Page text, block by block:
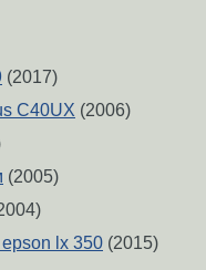
(2017)
C40UX (2006)
(2005)
lx 350 (2015)